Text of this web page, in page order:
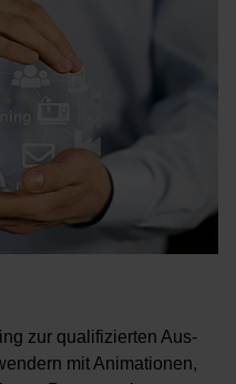
zur qualifizierten Aus-
mit Animationen,